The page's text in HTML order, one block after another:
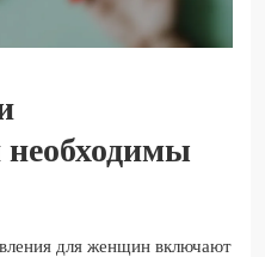
необходимы
для женщин включают